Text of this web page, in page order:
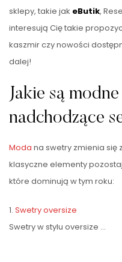
sklepy, takie jak eButik,
interesują Cię takie
kaszmir czy nowości
dalej!
Jakie są
nadchodzące
Moda na swetry zmienia się
klasyczne elementy
które dominują w tym roku:
1. Swetry oversize
Swetry w stylu oversize …